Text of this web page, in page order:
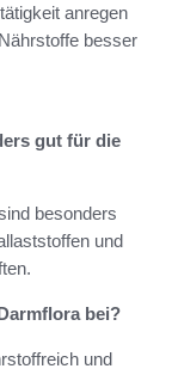
anregen
besser
gut für die
besonders
und
bei?
und